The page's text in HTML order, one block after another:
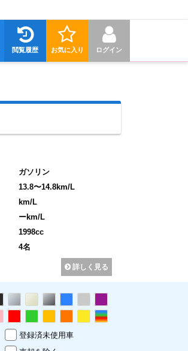
ログイン
お気に入り
閲覧履歴
ガソリン
13.8〜14.8km/L
km/L
ーkm/L
1998cc
4名
詳しく見る
登録済未使用車